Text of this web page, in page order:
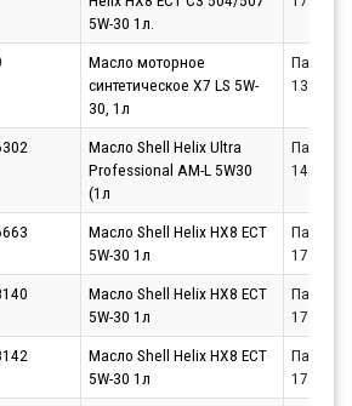
5W-30 1л.
Масло моторное
синтетическое X7 LS 5W-
30, 1л
Партнёр
Масло Shell Helix Ultra
Professional AM-L 5W30
(1л
Партнёр
Масло Shell Helix HX8 ECT
5W-30 1л
Партнёр
Масло Shell Helix HX8 ECT
5W-30 1л
Партнёр
Масло Shell Helix HX8 ECT
5W-30 1л
Партнёр